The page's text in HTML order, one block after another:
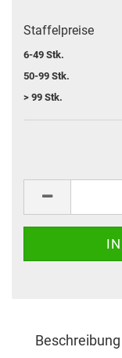
Staffelpreise
6-49 Stk.
50-99 Stk.
> 99 Stk.
Beschreibung